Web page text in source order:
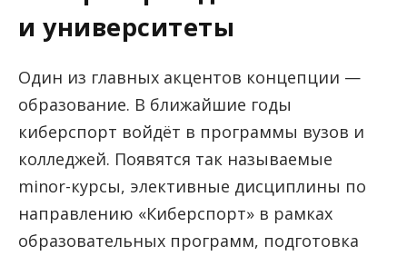
и университеты
Один из главных акцентов концепции —
образование. В ближайшие годы
киберспорт войдёт в программы вузов и
колледжей. Появятся так называемые
minor-курсы, элективные дисциплины по
направлению «Киберспорт» в рамках
образовательных программ, подготовка